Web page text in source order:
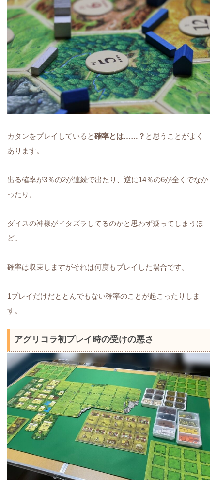
カタンをプレイしていると確率とは……？ と思うことがよく
あります。
出る確率が3％の2が連続で出たり、逆に14％の6が全くでなか
ったり。
ダイスの神様がイタズラしてるのかと思わず疑ってしまうほ
ど。
確率は収束しますがそれは何度もプレイした場合です。
1プレイだけだととんでもない確率のことが起こったりしま
す。
アグリコラ初プレイ時の受けの悪さ